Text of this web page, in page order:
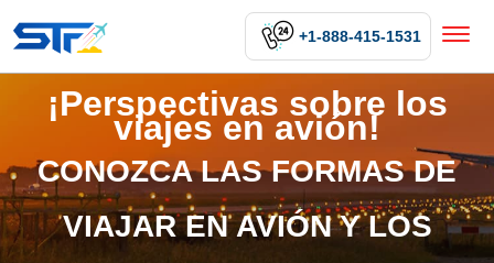
+1-888-415-1531
¡Perspectivas sobre los
viajes en avión!
CONOZCA LAS FORMAS DE
VIAJAR EN AVIÓN Y LOS